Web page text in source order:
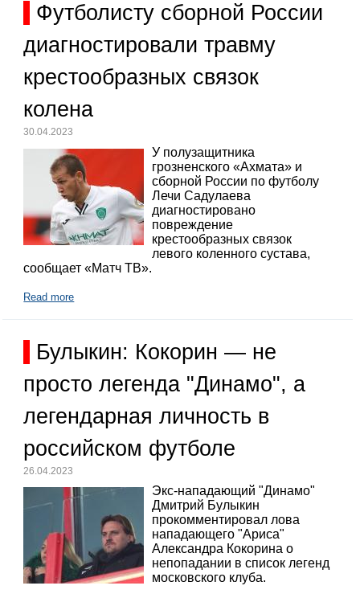
Футболисту сборной России
диагностировали травму
крестообразных связок
колена
30.04.2023
У полузащитника
грозненского «Ахмата» и
сборной России по футболу
Лечи Садулаева
диагностировано
повреждение
крестообразных связок
левого коленного сустава,
сообщает «Матч ТВ».
Read more
Булыкин: Кокорин — не
просто легенда "Динамо", а
легендарная личность в
российском футболе
26.04.2023
Экс-нападающий "Динамо"
Дмитрий Булыкин
прокомментировал лова
нападающего "Ариса"
Александра Кокорина о
непопадании в список легенд
московского клуба.